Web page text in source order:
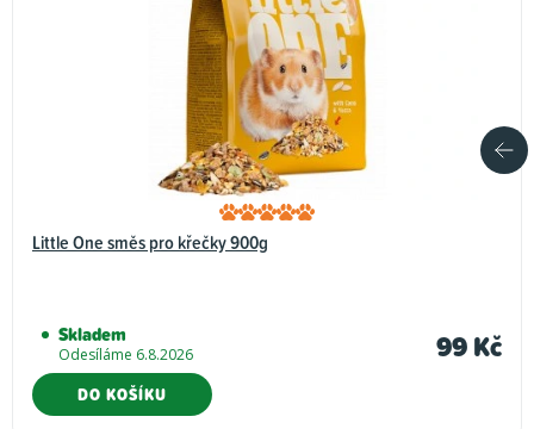
Little One směs pro křečky 900g
Skladem
Odesíláme 6.8.2026 99 Kč
DO KOŠÍKU